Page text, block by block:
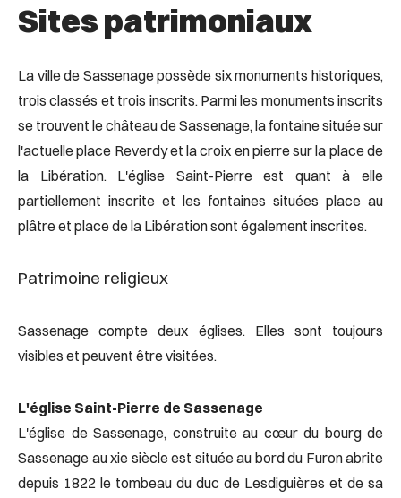
Sites patrimoniaux
La ville de Sassenage possède six monuments historiques,
trois classés et trois inscrits. Parmi les monuments inscrits
se trouvent le château de Sassenage, la fontaine située sur
l'actuelle place Reverdy et la croix en pierre sur la place de
la Libération. L'église Saint-Pierre est quant à elle
partiellement inscrite et les fontaines situées place au
plâtre et place de la Libération sont également inscrites.
Patrimoine religieux
Sassenage compte deux églises. Elles sont toujours
visibles et peuvent être visitées.
L'église Saint-Pierre de Sassenage
L'église de Sassenage, construite au cœur du bourg de
Sassenage au xie siècle est située au bord du Furon abrite
depuis 1822 le tombeau du duc de Lesdiguières et de sa